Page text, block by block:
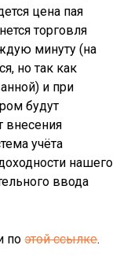
цена пая
торговля
минуту (на
но так как
и при
будут
внесения
учёта
нашего
ввода
поэтой ссылке.